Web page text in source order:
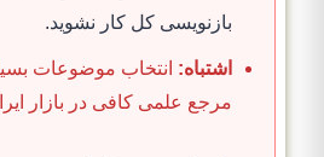
بازنویسی کل کار نشوید.
اشتباه: انتخاب موضوعات
مرجع علمی کافی در بازار